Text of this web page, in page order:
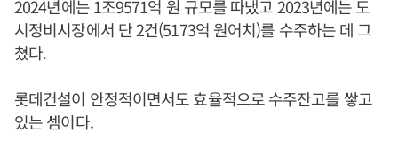
2024년에는 1조9571억 원 규모를 따냈고 2023년에는 도
시정비시장에서 단 2건(5173억 원어치)를 수주하는 데 그
쳤다.
롯데건설이 안정적이면서도 효율적으로 수주잔고를 쌓고
있는 셈이다.